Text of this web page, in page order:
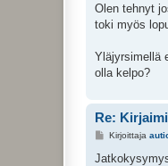
e
t
Olen tehnyt
toki myös
Yläjyrsimellä
olla kelpo?
Re:
V
e
Kirjoittaja